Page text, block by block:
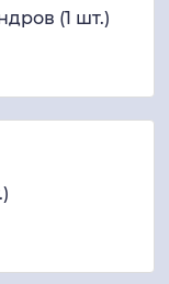
(1 шт.)